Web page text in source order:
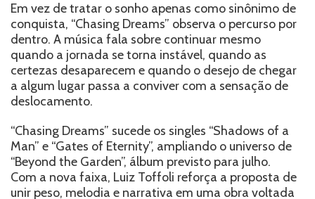
Em vez de tratar o sonho apenas como sinônimo de
conquista, “Chasing Dreams” observa o percurso por
dentro. A música fala sobre continuar mesmo
quando a jornada se torna instável, quando as
certezas desaparecem e quando o desejo de chegar
a algum lugar passa a conviver com a sensação de
deslocamento.
“Chasing Dreams” sucede os singles “Shadows of a
Man” e “Gates of Eternity”, ampliando o universo de
“Beyond the Garden”, álbum previsto para julho.
Com a nova faixa, Luiz Toffoli reforça a proposta de
unir peso, melodia e narrativa em uma obra voltada